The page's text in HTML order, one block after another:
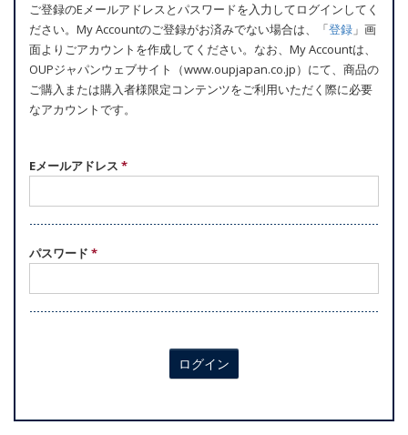
マ
リ
ー
タ
ブ
ご登録のEメールアドレスとパスワードを入力してログインしてく
ださい。My Accountのご登録がお済みでない場合は、「登録 」画
面よりごアカウントを作成してください。なお、My Accountは、
OUPジャパンウェブサイト（www.oupjapan.co.jp）にて、商品の
ご購入または購入者様限定コンテンツをご利用いただく際に必要
なアカウントです。
Eメールアドレス *
パスワード *
ログイン